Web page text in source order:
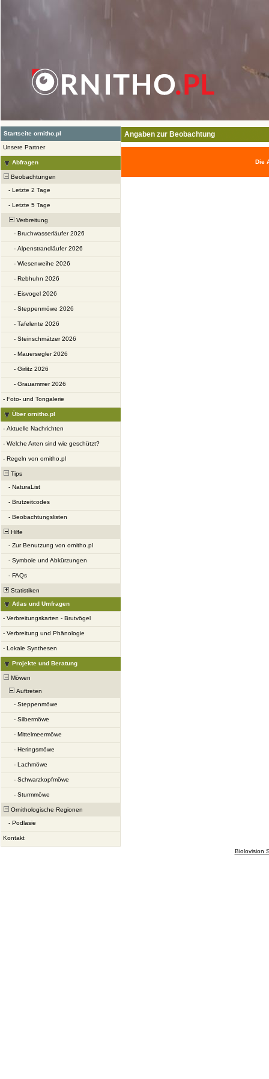
Startseite ornitho.pl
Unsere Partner
Abfragen
Beobachtungen
- Letzte 2 Tage
- Letzte 5 Tage
Verbreitung
- Bruchwasserläufer 2026
- Alpenstrandläufer 2026
- Wiesenweihe 2026
- Rebhuhn 2026
- Eisvogel 2026
- Steppenmöwe 2026
- Tafelente 2026
- Steinschmätzer 2026
- Mauersegler 2026
- Girlitz 2026
- Grauammer 2026
- Foto- und Tongalerie
Über ornitho.pl
- Aktuelle Nachrichten
- Welche Arten sind wie geschützt?
- Regeln von ornitho.pl
Tips
- NaturaList
- Brutzeitcodes
- Beobachtungslisten
Hilfe
- Zur Benutzung von ornitho.pl
- Symbole und Abkürzungen
- FAQs
Statistiken
Atlas und Umfragen
- Verbreitungskarten - Brutvögel
- Verbreitung und Phänologie
- Lokale Synthesen
Projekte und Beratung
Möwen
Auftreten
- Steppenmöwe
- Silbermöwe
- Mittelmeermöwe
- Heringsmöwe
- Lachmöwe
- Schwarzkopfmöwe
- Sturmmöwe
Ornithologische Regionen
- Podlasie
Kontakt
Angaben zur Beobachtung
Die
Biolovision